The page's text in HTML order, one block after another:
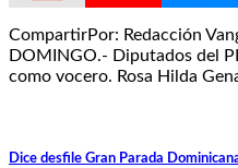
CompartirPor: Redacción
DOMINGO.- Diputados del
como vocero. Rosa Hilda
Dice desfile Gran Parada